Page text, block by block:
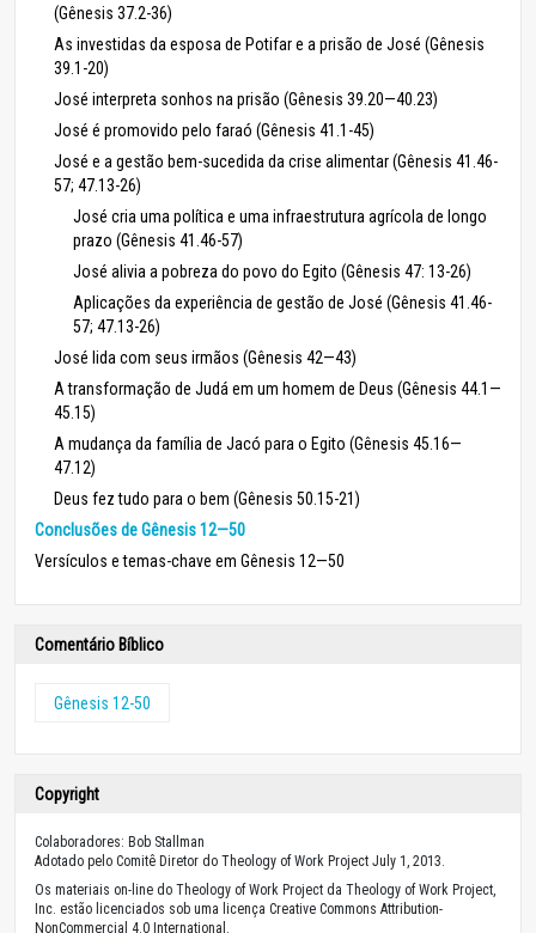
(Gênesis 37.2-36)
As investidas da esposa de Potifar e a prisão de José (Gênesis
39.1-20)
José interpreta sonhos na prisão (Gênesis 39.20—40.23)
José é promovido pelo faraó (Gênesis 41.1-45)
José e a gestão bem-sucedida da crise alimentar (Gênesis 41.46-
57; 47.13-26)
José cria uma política e uma infraestrutura agrícola de longo
prazo (Gênesis 41.46-57)
José alivia a pobreza do povo do Egito (Gênesis 47: 13-26)
Aplicações da experiência de gestão de José (Gênesis 41.46-
57; 47.13-26)
José lida com seus irmãos (Gênesis 42—43)
A transformação de Judá em um homem de Deus (Gênesis 44.1—
45.15)
A mudança da família de Jacó para o Egito (Gênesis 45.16—
47.12)
Deus fez tudo para o bem (Gênesis 50.15-21)
Conclusões de Gênesis 12—50
Versículos e temas-chave em Gênesis 12—50
Comentário Bíblico
Gênesis 12-50
Copyright
Colaboradores: Bob Stallman
Adotado pelo Comitê Diretor do Theology of Work Project July 1, 2013.
Os materiais on-line do Theology of Work Project da Theology of Work Project,
Inc. estão licenciados sob uma licença Creative Commons Attribution-
NonCommercial 4.0 International.